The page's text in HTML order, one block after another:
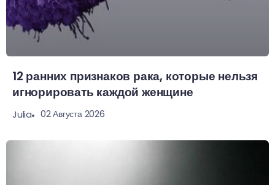
12 ранних признаков рака, которые нельзя
игнорировать каждой женщине
Julia 02 Августа 2026